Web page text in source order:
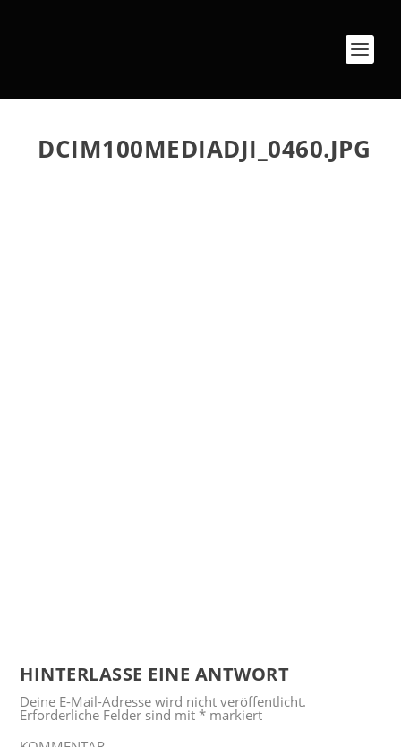
DCIM100MEDIADJI_0460.JPG
HINTERLASSE EINE ANTWORT
Deine E-Mail-Adresse wird nicht veröffentlicht.
Erforderliche Felder sind mit* markiert